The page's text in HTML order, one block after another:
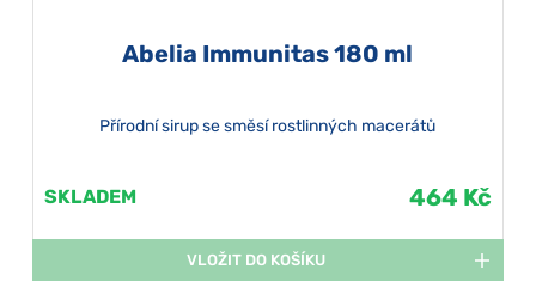
Abelia Immunitas 180 ml
Přírodní sirup se směsí rostlinných macerátů
SKLADEM 464 Kč
VLOŽIT DO KOŠÍKU